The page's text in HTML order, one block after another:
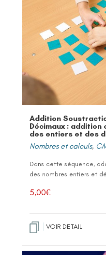
Addition
Décimaux :
des entiers et des
Nombres et calculs,
Dans cette séquence,
des nombres entiers et
5,00€
VOIR DETAIL